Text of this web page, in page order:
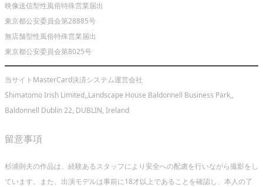
映像送信型性風俗特殊営業届出
東京都公安委員会第28885号
無店舗型性風俗特殊営業届出
東京都公安委員会第8025号
当サイトMasterCard決済システム運営会社
Shimatomo Irish Limited,,Landscape House Baldonnell Business Park,,
Baldonnell Dublin 22, DUBLIN, Ireland
留意事項
杉浦則夫の作品は、経験あるスタッフにより安全への配慮を行いながら撮影をし
ています。また、出演モデルは事前に18才以上であることを確認し、本人の了